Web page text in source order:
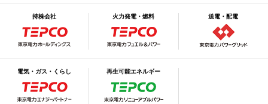
持株会社 火力発電・燃料 送電・配電
電気・ガス・くらし 再生可能エネルギー